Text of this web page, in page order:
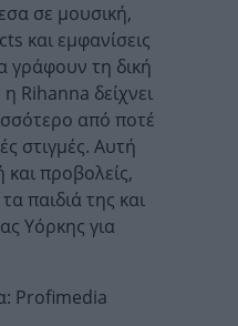
σε μουσική,
και εμφανίσεις
γράφουν τη δική
Rihanna δείχνει
από ποτέ
στιγμές. Αυτή
προβολείς,
παιδιά της και
Υόρκης για
Profimedia